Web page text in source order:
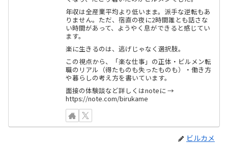
年収は全産業平均より低いまま。派手な逆転もあ
りません。ただ、宿直の夜に2時間誰とも話さな
い時間があって、ようやく息ができると感じてい
ます。
楽に生きるのは、逃げじゃなく選択肢。
この視点から、「楽な仕事」の正体・ビルメン転
職のリアル（得たものも失ったものも）・働き方
や暮らしの考え方を書いています。
面接の体験談など詳しくはnoteに →
https://note.com/birukame
ビルカメ